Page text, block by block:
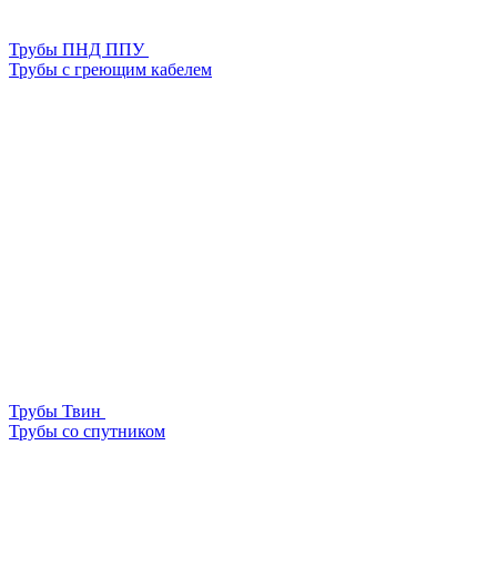
Трубы ПНД ППУ
Трубы с греющим кабелем
Трубы Твин
Трубы со спутником